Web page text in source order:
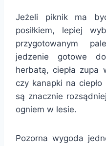
Jeżeli piknik ma
posiłkiem, lepiej
przygotowanym
jedzenie gotowe
herbatą, ciepła zupa
czy kanapki na
są znacznie
ogniem w lesie.
Pozorna wygoda